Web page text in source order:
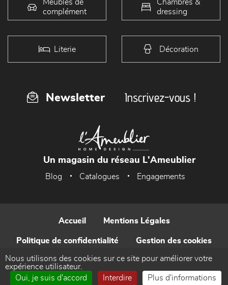
Meubles de
complément
Chambres &
dressing
Literie Décoration
Newsletter Inscrivez-vous !
Un magasin du réseau L'Ameublier
Blog Catalogues Engagements
Accueil Mentions Légales
Politique de confidentialité Gestion des cookies
Contact
Nous utilisons des cookies sur ce site pour améliorer votre
expérience utilisateur.
Oui, je suis d'accord
Interdire Plus d'informations